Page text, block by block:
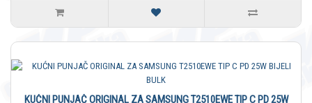
KUĆNI PUNJAČ ORIGINAL ZA SAMSUNG T2510EWE TIP C PD 25W